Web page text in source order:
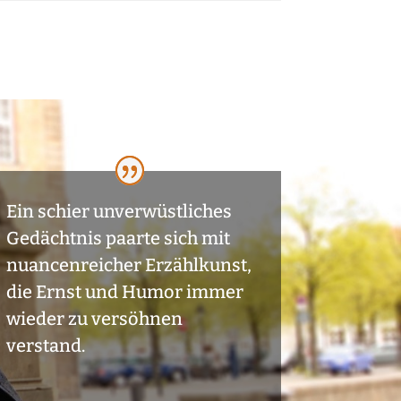
Ein schier unverwüstliches
Gedächtnis paarte sich mit
nuancenreicher Erzählkunst,
die Ernst und Humor immer
wieder zu versöhnen
verstand.